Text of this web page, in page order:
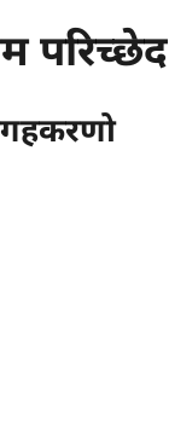
परिच्छेद